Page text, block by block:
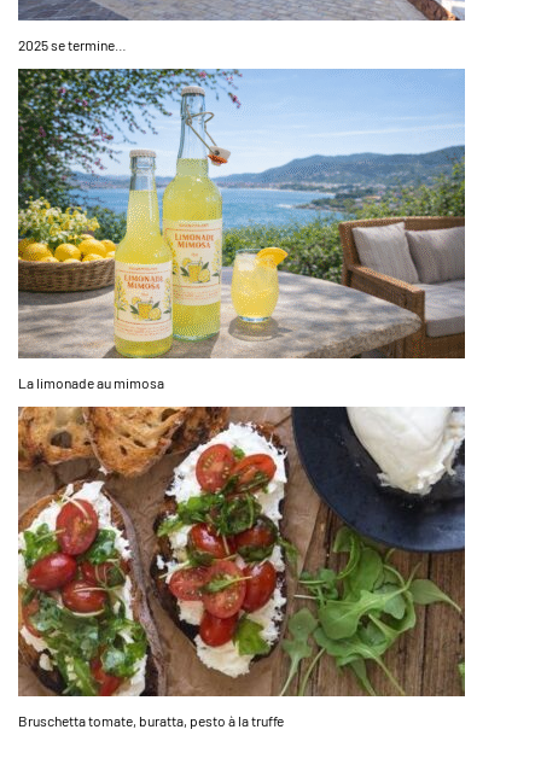
2025 se termine…
La limonade au mimosa
Bruschetta tomate, buratta, pesto à la truffe